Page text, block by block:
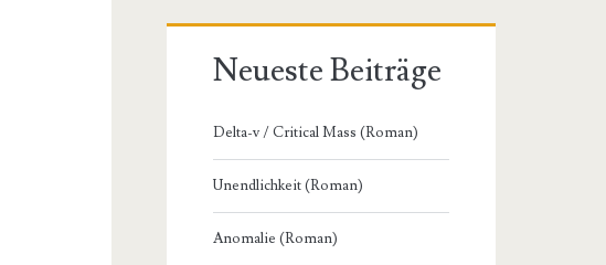
Neueste Beiträge
Delta-v / Critical Mass (Roman)
Unendlichkeit (Roman)
Anomalie (Roman)